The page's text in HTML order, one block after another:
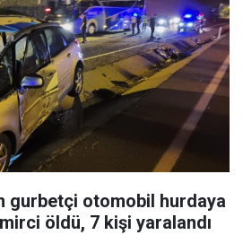
gurbetçi otomobil hurdaya
öldü, 7 kişi yaralandı